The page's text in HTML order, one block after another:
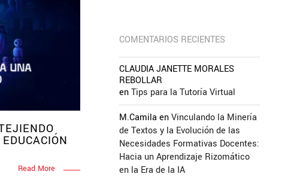
Read More
COMENTARIOS RECIENTES
CLAUDIA JANETTE MORALES
REBOLLAR
enTips para la Tutoría Virtual
M.Camila enVinculando la Minería
de Textos y la Evolución de las
Necesidades Formativas Docentes:
Hacia un Aprendizaje Rizomático
en la Era de la IA